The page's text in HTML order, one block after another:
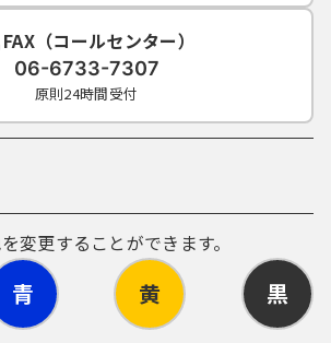
期限は設けないものとします
ＩＤ及びパスワードの利用が３年
い場合は、構成団体の職権におい
ことができるものとします。
及びパスワード（申請データ
ったものとみなします。
書の取得・管理
者が、システムを利用して申請･届
行う場合に、電子的な署名（以
」といいます。）を必要とする
ます。電子署名が必要な手続につ
FAX（コールセンター）
06-6733-7307
原則24時間受付
変更することができます。
青 黄 黒